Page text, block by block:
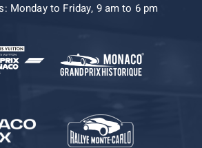
Monday to Friday, 9 am to 6 pm